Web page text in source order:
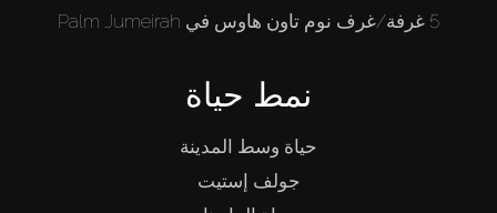
5 غرفة/غرف نوم تاون هاوس في Palm Jumeirah
نمط حياة
حياة وسط المدينة
جولف إستيت